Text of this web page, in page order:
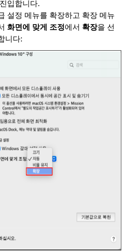
입합니다.
설정 메뉴를 확장하고 확장 메뉴
화면에 맞게 조정에서 확장을 선
니다: